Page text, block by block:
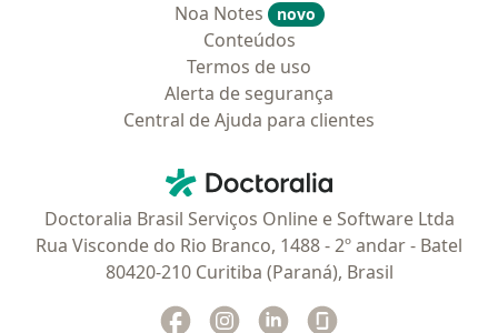
Noa Notes
novo
Conteúdos
Termos de uso
Alerta de segurança
Central de Ajuda para clientes
Doctoralia - Homepage
Doctoralia Brasil Serviços Online e Software Ltda
Rua Visconde do Rio Branco, 1488 - 2º andar - Batel
80420-210 Curitiba (Paraná), Brasil
Facebook
abre num novo separador
Instagram
abre num novo separador
Linkedin
abre num novo